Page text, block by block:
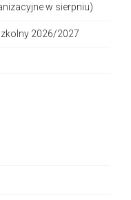
w sierpniu)
2026/2027